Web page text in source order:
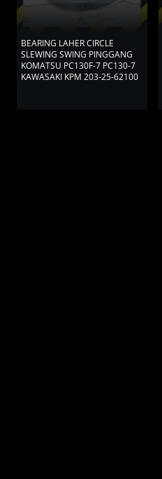
BEARING LAHER CIRCLE
SLEWING SWING PINGGANG
KOMATSU PC130F-7 PC130-7
KAWASAKI KPM 203-25-62100